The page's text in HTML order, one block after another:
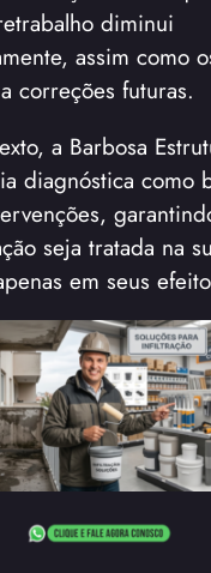
diminui
assim como
correções futuras.
a Barbosa
diagnóstica como
seja tratada na
em seus